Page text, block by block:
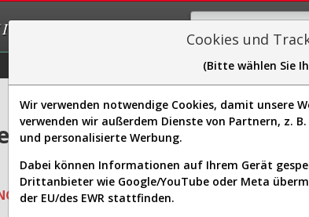
Sector-Spider
Biosciences Aktie:
SYSTEMS: Qualitäts-Check
Cookies und
(Bitte wählen Sie
Wir verwenden notwendige Cookies, damit unsere
verwenden wir außerdem Dienste von Partnern, z.
und personalisierte Werbung.
Dabei können Informationen auf Ihrem Gerät
Drittanbieter wie Google/YouTube oder Meta
der EU/des EWR stattfinden.